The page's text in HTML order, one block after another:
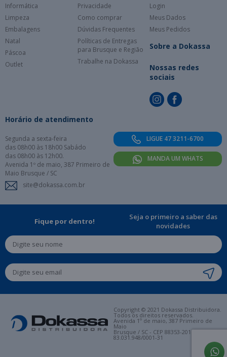
Informática
Limpeza
Embalagens
Natal
Páscoa
Outlet
Privacidade
Como comprar
Dúvidas Frequentes
Políticas de Entregas
para Brusque e Região
Trabalhe na Dokassa
Login
Meus Dados
Meus Pedidos
Sobre a Dokassa
Nossas redes
sociais
Horário de atendimento
Segunda a sexta-feira
das 08h00 às 18h00 Sabádo
das 08h00 às 12h00.
Avenida 1º de maio, 387 Primeiro de
Maio Brusque / SC
site@dokassa.com.br
LIGUE 47 3211-6700
MANDA UM WHATS
Fique por dentro!
Seja o primeiro a saber das
novidades
Copyright © 2021 Dokassa Distribuidora.
Todos os direitos reservados.
Avenida 1º de maio, 387 Primeiro de
Maio
Brusque / SC - CEP 88353-201. CNPJ:
83.031.948/0001-31